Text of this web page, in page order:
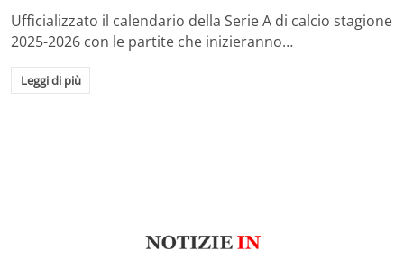
Ufficializzato il calendario della Serie A di calcio stagione
2025-2026 con le partite che inizieranno…
Leggi di più